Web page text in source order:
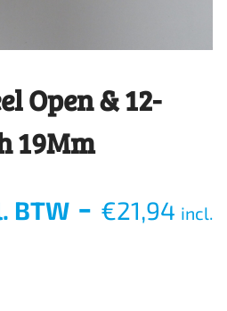
Open & 12-
19Mm
BTW - €21,94 incl.